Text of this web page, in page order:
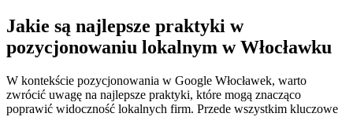
Jakie są najlepsze praktyki w
pozycjonowaniu lokalnym w Włocławku
W kontekście pozycjonowania w Google Włocławek, warto
zwrócić uwagę na najlepsze praktyki, które mogą znacząco
poprawić widoczność lokalnych firm. Przede wszystkim kluczowe